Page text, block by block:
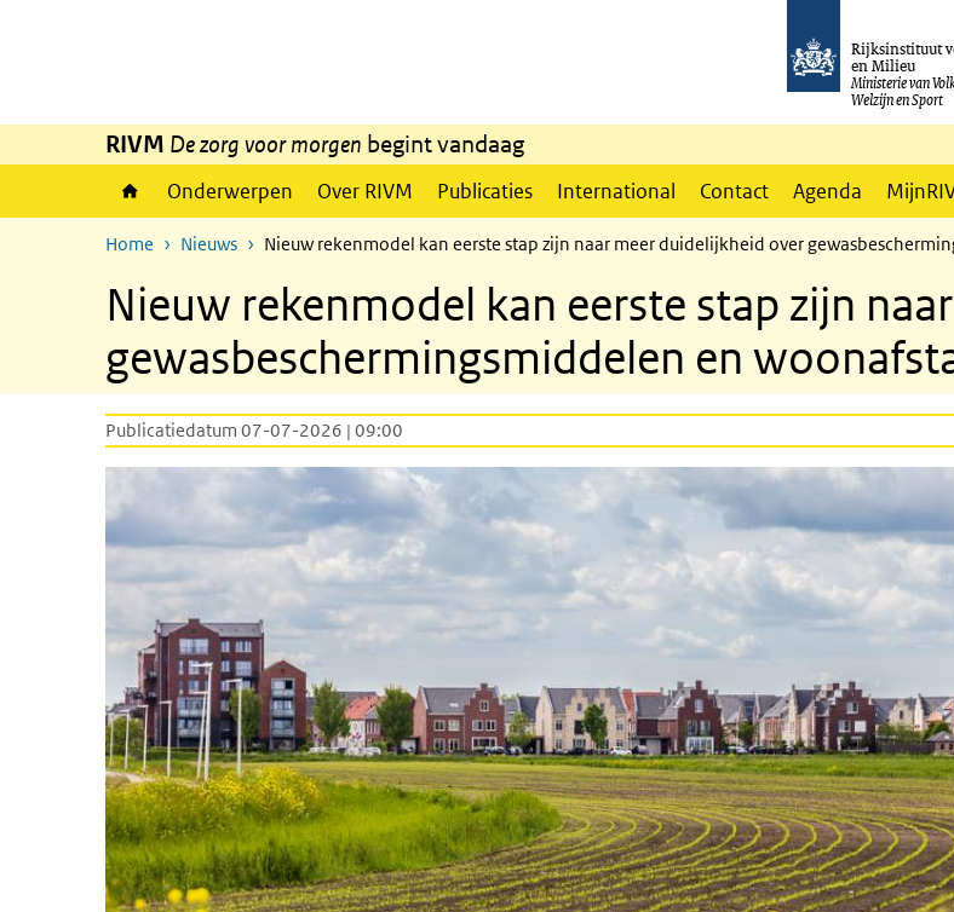
Rijksinstituut
en Milieu
Ministerie van
Welzijn en Sport
RIVM De zorg voor morgen begint vandaag
Onderwerpen Over RIVM Publicaties International Contact Agenda
Home Nieuws Nieuw rekenmodel kan eerste stap zijn naar meer duidelijkheid over
Nieuw rekenmodel kan eerste stap zijn
gewasbeschermingsmiddelen en
Publicatiedatum 07-07-2026 | 09:00